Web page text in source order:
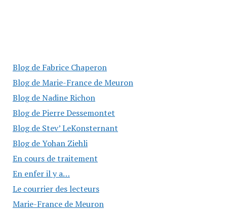
Blog de Fabrice Chaperon
Blog de Marie-France de Meuron
Blog de Nadine Richon
Blog de Pierre Dessemontet
Blog de Stev’ LeKonsternant
Blog de Yohan Ziehli
En cours de traitement
En enfer il y a…
Le courrier des lecteurs
Marie-France de Meuron